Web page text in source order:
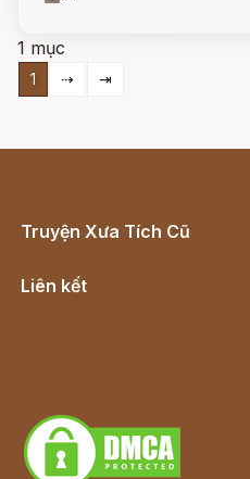
quanh mình mọi người
ra lẽ.
1 mục
1 ⇢ ⇥
Truyện Xưa Tích Cũ
Liên kết